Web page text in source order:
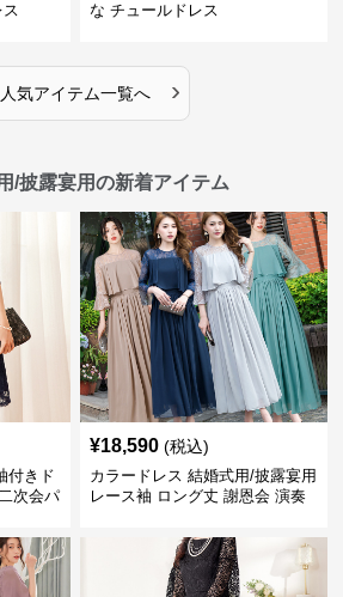
な チュールドレス
人気アイテム一覧へ ›
/披露宴用の新着アイテム
付きド
次会パ
¥18,590 (税込)
カラードレス 結婚式用/披露宴用
レース袖 ロング丈 謝恩会 演奏